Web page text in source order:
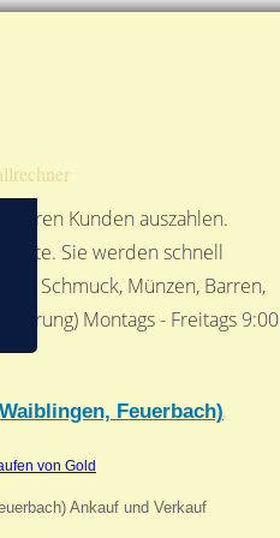
Kunden auszahlen.
Sie werden schnell
Schmuck, Münzen, Barren,
Montags - Freitags 9:00
Feuerbach)
von Gold
Ankauf und Verkauf